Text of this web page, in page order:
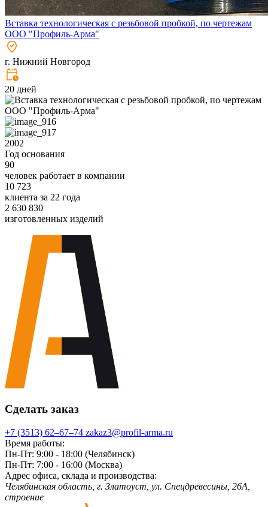
Вставка технологическая с резьбовой пробкой, по чертежам
ООО "Профиль-Арма"
г. Нижний Новгород
20 дней
2002
Год основания
90
человек работает в компании
10 723
клиента за 22 года
2 630 830
изготовленных изделий
Сделать заказ
+7 (3513) 62‒67‒74 zakaz3@profil-arma.ru
Время работы:
Пн-Пт: 9:00 - 18:00 (Челябинск)
Пн-Пт: 7:00 - 16:00 (Москва)
Адрес офиса, склада и производства:
Челябинская область, г. Злaтoycт, ул. Спецдревесины, 26А,
строение